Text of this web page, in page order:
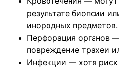
результате биопсии
инородных
Перфорация органов
повреждение трахеи
Инфекции — хотя